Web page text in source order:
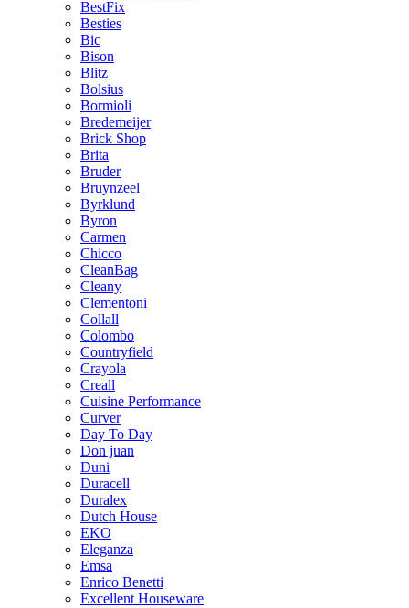
BestFix
Besties
Bic
Bison
Blitz
Bolsius
Bormioli
Bredemeijer
Brick Shop
Brita
Bruder
Bruynzeel
Byrklund
Byron
Carmen
Chicco
CleanBag
Cleany
Clementoni
Collall
Colombo
Countryfield
Crayola
Creall
Cuisine Performance
Curver
Day To Day
Don juan
Duni
Duracell
Duralex
Dutch House
EKO
Eleganza
Emsa
Enrico Benetti
Excellent Houseware